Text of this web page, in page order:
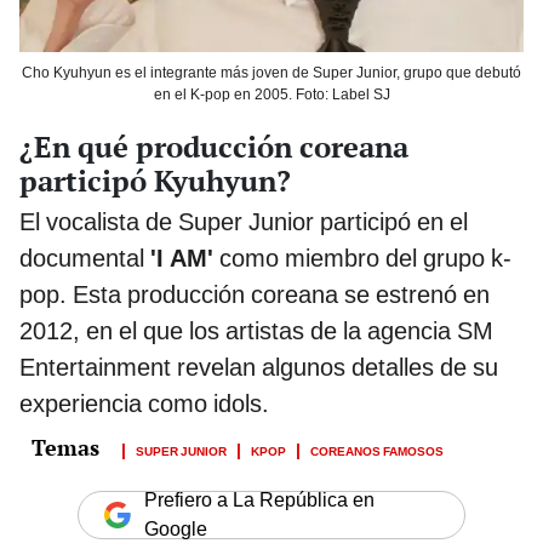
Cho Kyuhyun es el integrante más joven de Super Junior, grupo que debutó
en el K-pop en 2005. Foto: Label SJ
¿En qué producción coreana
participó Kyuhyun?
El vocalista de Super Junior participó en el
documental 'I AM' como miembro del grupo k-
pop. Esta producción coreana se estrenó en
2012, en el que los artistas de la agencia SM
Entertainment revelan algunos detalles de su
experiencia como idols.
SUPER JUNIOR KPOP COREANOS FAMOSOS
Prefiero a La República en
Google